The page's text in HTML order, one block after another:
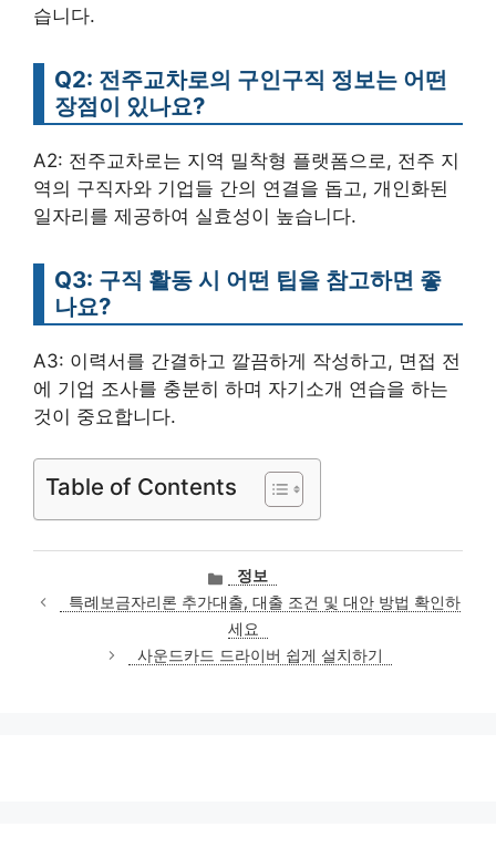
습니다.
Q2: 전주교차로의 구인구직 정보는 어떤
장점이 있나요?
A2: 전주교차로는 지역 밀착형 플랫폼으로, 전주 지
역의 구직자와 기업들 간의 연결을 돕고, 개인화된
일자리를 제공하여 실효성이 높습니다.
Q3: 구직 활동 시 어떤 팁을 참고하면 좋
나요?
A3: 이력서를 간결하고 깔끔하게 작성하고, 면접 전
에 기업 조사를 충분히 하며 자기소개 연습을 하는
것이 중요합니다.
Table of Contents
카
테
고
리
정보
특례보금자리론 추가대출, 대출 조건 및 대안 방법 확인하
세요
사운드카드 드라이버 쉽게 설치하기